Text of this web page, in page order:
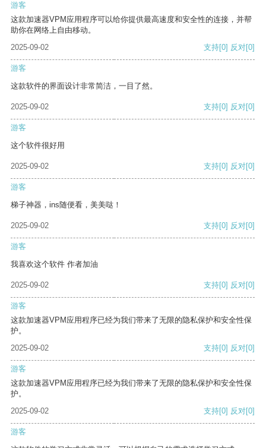
游客
这款加速器VPM应用程序可以给你提供最高速度和安全性的连接，并帮
助你在网络上自由移动。
2025-09-02
支持[0] 反对[0]
游客
这款软件的界面设计非常简洁，一目了然。
2025-09-02 支持[0] 反对[0]
游客
这个软件很好用
2025-09-02 支持[0] 反对[0]
游客
梯子神器，ins随便看，美美哒！
2025-09-02 支持[0] 反对[0]
游客
我喜欢这个软件 作者加油
2025-09-02 支持[0] 反对[0]
游客
这款加速器VPM应用程序已经为我们带来了无限的隐私保护和安全性保
护。
2025-09-02
支持[0] 反对[0]
游客
这款加速器VPM应用程序已经为我们带来了无限的隐私保护和安全性保
护。
2025-09-02
支持[0] 反对[0]
游客